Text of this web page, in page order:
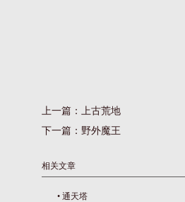
上一篇：
上古荒地
下一篇： 野外魔王
相关文章
• 通天塔